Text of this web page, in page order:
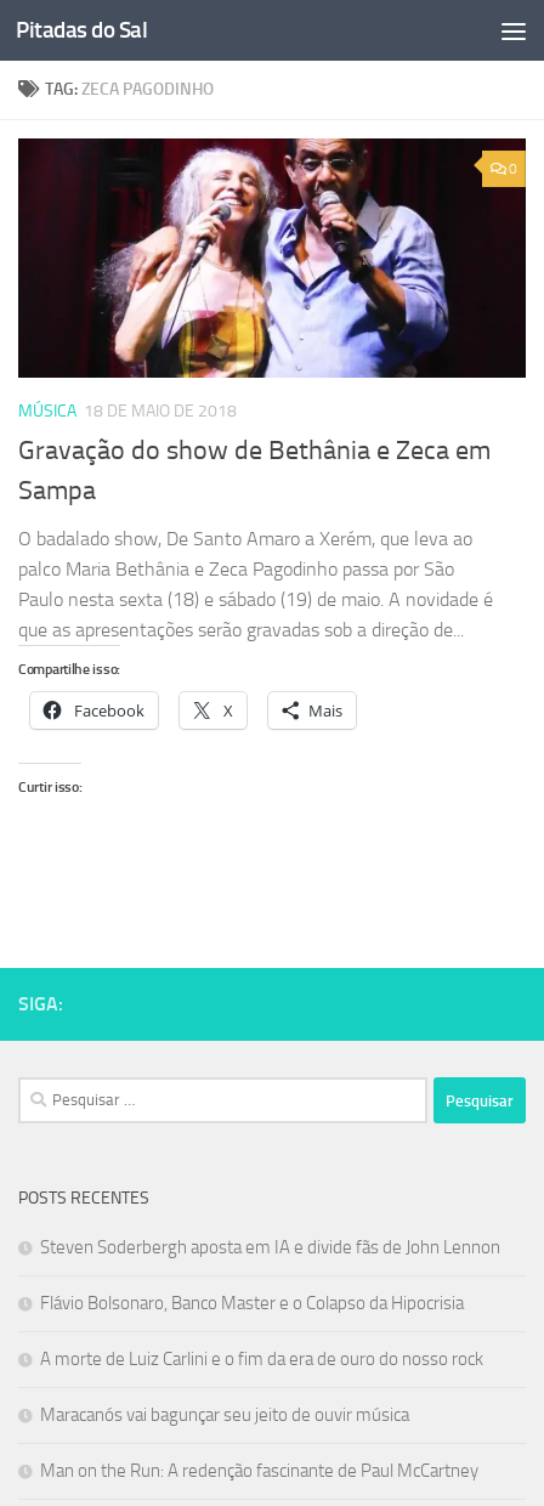
Skip to content
Pitadas do Sal
TAG:ZECA PAGODINHO
0
MÚSICA 18 DE MAIO DE 2018
Gravação do show de Bethânia e Zeca em
Sampa
O badalado show, De Santo Amaro a Xerém, que leva ao
palco Maria Bethânia e Zeca Pagodinho passa por São
Paulo nesta sexta (18) e sábado (19) de maio. A novidade é
que as apresentações serão gravadas sob a direção de...
Compartilhe isso:
Facebook X Mais
Curtir isso:
SIGA:
Pesquisar
por:
POSTS RECENTES
Steven Soderbergh aposta em IA e divide fãs de John Lennon
Flávio Bolsonaro, Banco Master e o Colapso da Hipocrisia
A morte de Luiz Carlini e o fim da era de ouro do nosso rock
Maracanós vai bagunçar seu jeito de ouvir música
Man on the Run: A redenção fascinante de Paul McCartney